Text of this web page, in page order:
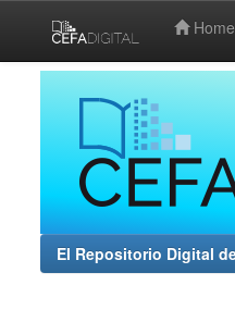
Home
El Repositorio Digital